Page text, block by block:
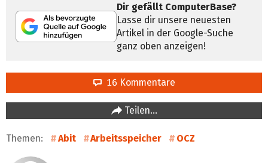
Dir gefällt ComputerBase?
Lasse dir unsere neuesten
Artikel in der Google-Suche
ganz oben anzeigen!
16 Kommentare
Teilen…
Themen: Abit Arbeitsspeicher OCZ